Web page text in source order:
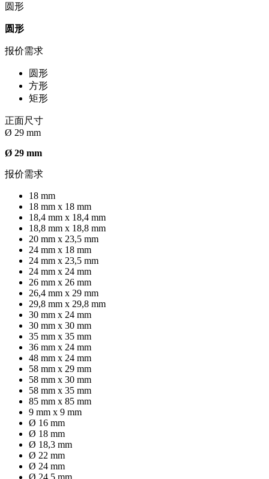
圆形
圆形
报价需求
圆形
方形
矩形
正面尺寸
Ø 29 mm
Ø 29 mm
报价需求
18 mm
18 mm x 18 mm
18,4 mm x 18,4 mm
18,8 mm x 18,8 mm
20 mm x 23,5 mm
24 mm x 18 mm
24 mm x 23,5 mm
24 mm x 24 mm
26 mm x 26 mm
26,4 mm x 29 mm
29,8 mm x 29,8 mm
30 mm x 24 mm
30 mm x 30 mm
35 mm x 35 mm
36 mm x 24 mm
48 mm x 24 mm
58 mm x 29 mm
58 mm x 30 mm
58 mm x 35 mm
85 mm x 85 mm
9 mm x 9 mm
Ø 16 mm
Ø 18 mm
Ø 18,3 mm
Ø 22 mm
Ø 24 mm